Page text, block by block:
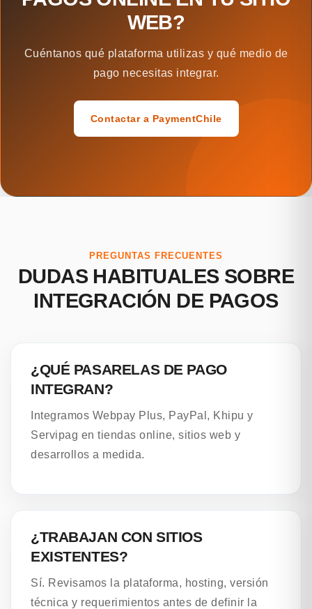
WEB?
Cuéntanos qué plataforma utilizas y qué medio de
pago necesitas integrar.
Contactar a PaymentChile
PREGUNTAS FRECUENTES
DUDAS HABITUALES SOBRE
INTEGRACIÓN DE PAGOS
¿QUÉ PASARELAS DE PAGO
INTEGRAN?
Integramos Webpay Plus, PayPal, Khipu y
Servipag en tiendas online, sitios web y
desarrollos a medida.
¿TRABAJAN CON SITIOS
EXISTENTES?
Sí. Revisamos la plataforma, hosting, versión
técnica y requerimientos antes de definir la